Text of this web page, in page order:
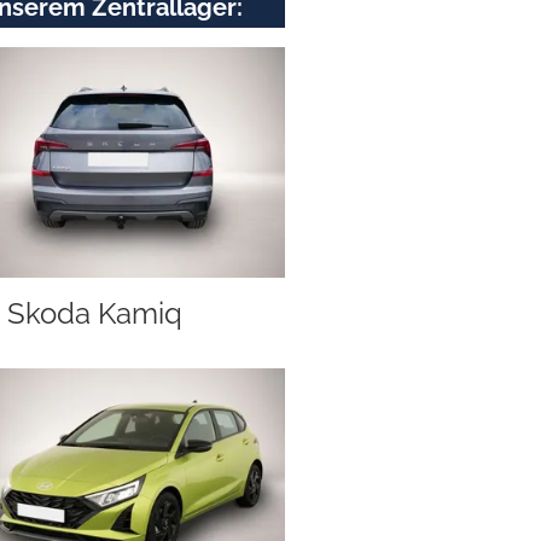
Zentrallager:
Skoda Kamiq